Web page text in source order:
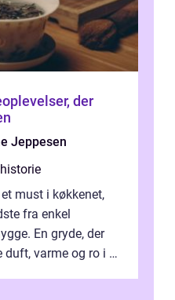
Jeppesen
must i køkkenet,
fra enkel
En gryde, der
varme og ro i en